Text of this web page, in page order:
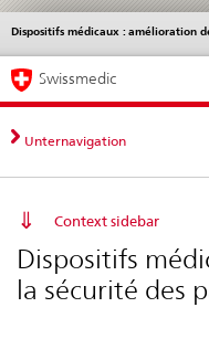
Navigation
directe:
actualités,
bases
contact
Actualités & Mises à
Dispositifs médicaux : amélioration
Service
Navigation
Swissmedic
Unternavigation
Context sidebar
Dispositifs
la sécurité des